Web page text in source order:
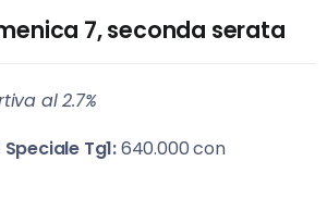
7, seconda serata
al 2.7%
Speciale Tg1:640.000 con